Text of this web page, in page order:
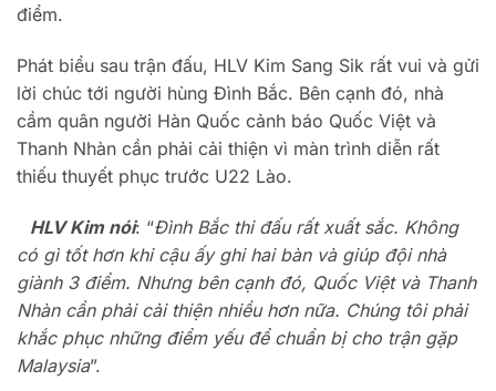
điểm.
Phát biểu sau trận đấu, HLV Kim Sang Sik rất vui và gửi
lời chúc tới người hùng Đình Bắc. Bên cạnh đó, nhà
cầm quân người Hàn Quốc cảnh báo Quốc Việt và
Thanh Nhàn cần phải cải thiện vì màn trình diễn rất
thiếu thuyết phục trước U22 Lào.
HLV Kim nói: “Đình Bắc thi đấu rất xuất sắc. Không
có gì tốt hơn khi cậu ấy ghi hai bàn và giúp đội nhà
giành 3 điểm. Nhưng bên cạnh đó, Quốc Việt và Thanh
Nhàn cần phải cải thiện nhiều hơn nữa. Chúng tôi phải
khắc phục những điểm yếu để chuẩn bị cho trận gặp
Malaysia”.